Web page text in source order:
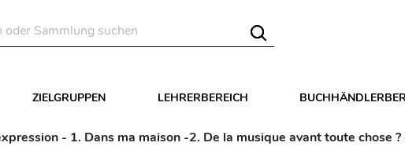
ZIELGRUPPEN LEHRERBEREICH
- 1. Dans ma maison -2. De la musique avant toute chose